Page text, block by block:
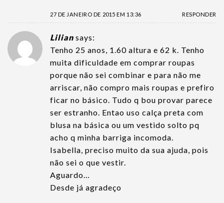
27 DE JANEIRO DE 2015 EM 13:36 RESPONDER
Lilian says:
Tenho 25 anos, 1.60 altura e 62 k. Tenho
muita dificuldade em comprar roupas
porque não sei combinar e para não me
arriscar, não compro mais roupas e prefiro
ficar no básico. Tudo q bou provar parece
ser estranho. Entao uso calça preta com
blusa na básica ou um vestido solto pq
acho q minha barriga incomoda.
Isabella, preciso muito da sua ajuda, pois
não sei o que vestir.
Aguardo…
Desde já agradeço